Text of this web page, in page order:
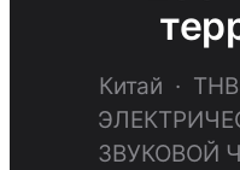
Китай ·
ЗВУКОВОЙ